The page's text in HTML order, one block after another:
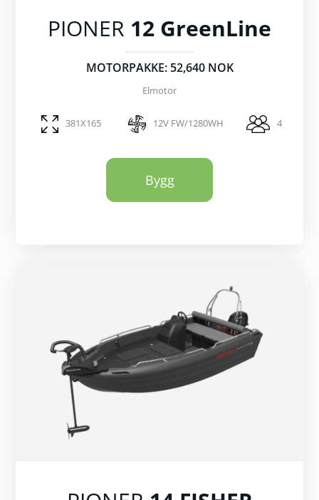
PIONER 12 GreenLine
MOTORPAKKE: 52,640 NOK
Elmotor
381X165 12V FW/1280WH 4
Bygg